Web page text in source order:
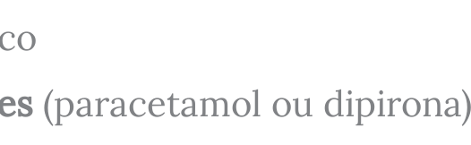
(paracetamol ou